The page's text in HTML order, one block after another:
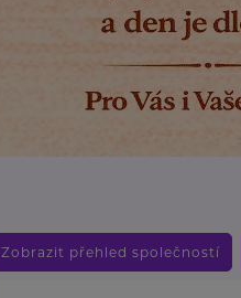
Zobrazit přehled společností